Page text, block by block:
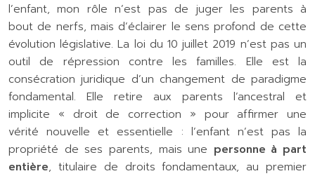
l’enfant, mon rôle n’est pas de juger les parents à
bout de nerfs, mais d’éclairer le sens profond de cette
évolution législative. La loi du 10 juillet 2019 n’est pas un
outil de répression contre les familles. Elle est la
consécration juridique d’un changement de paradigme
fondamental. Elle retire aux parents l’ancestral et
implicite « droit de correction » pour affirmer une
vérité nouvelle et essentielle : l’enfant n’est pas la
propriété de ses parents, mais une personne à part
entière, titulaire de droits fondamentaux, au premier